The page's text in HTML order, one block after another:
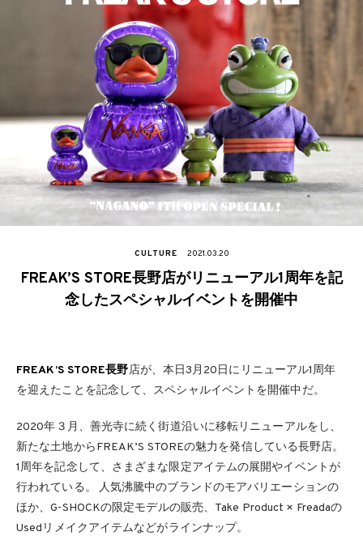
CULTURE 2021.03.20
FREAK’S STORE⻑野店がリニューアル1周年を記
念したスペシャルイベントを開催中
FREAK’S STORE⻑野店が、本日3⽉20⽇にリニューアル1周年
を迎えたことを記念して、スペシャルイベントを開催中だ。
2020年３⽉、善光寺に続く街道沿いに移転リニューアルをし、
新たな⼟地からFREAK’S STOREの魅⼒を発信している⻑野店。
1周年を記念して、さまざまな限定アイテムの展開やイベントが
行われている。 ⼈気沸騰中のブランドのモアバリエーションの
ほか、G-SHOCKの限定モデルの販売、Take Product × Freadaの
Usedリメイクアイテムなどがラインナップ。